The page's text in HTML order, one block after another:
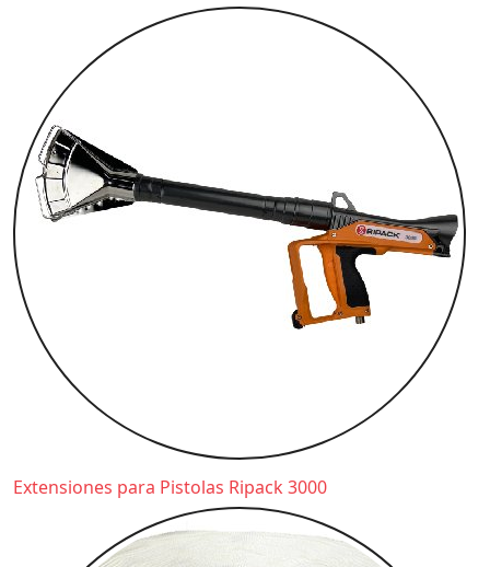
Extensiones para Pistolas Ripack 3000